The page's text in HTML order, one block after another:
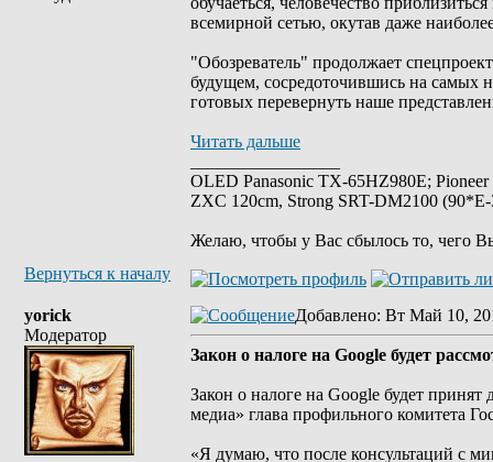
всемирной сетью, окутав даже
"Обозреватель" продолжает
будущем, сосредоточившись на самых
готовых перевернуть наше
Читать дальше
OLED Panasonic TX-65HZ980E;
ZXC 120cm, Strong SRT-DM2100
Желаю, чтобы у Вас сбылось то, чего
Вернуться к началу
yorick
Модератор
Добавлено: Вт Май 10,
Закон о налоге на Google будет
Закон о налоге на Google будет
медиа» глава профильного комитета
«Я думаю, что после консультаций с